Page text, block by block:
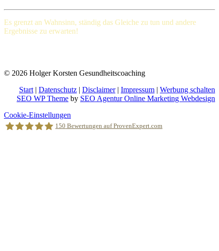
Es grenzt an Wahnsinn, ständig das Gleiche zu tun und andere
Ergebnisse zu erwarten!
© 2026 Holger Korsten Gesundheitscoaching
Start | Datenschutz | Disclaimer| Impressum | Werbung schalten
SEO WP Theme by SEO Agentur Online Marketing Webdesign
Nach
oben
scrollen
Cookie-Einstellungen
150 Bewertungen auf ProvenExpert.com